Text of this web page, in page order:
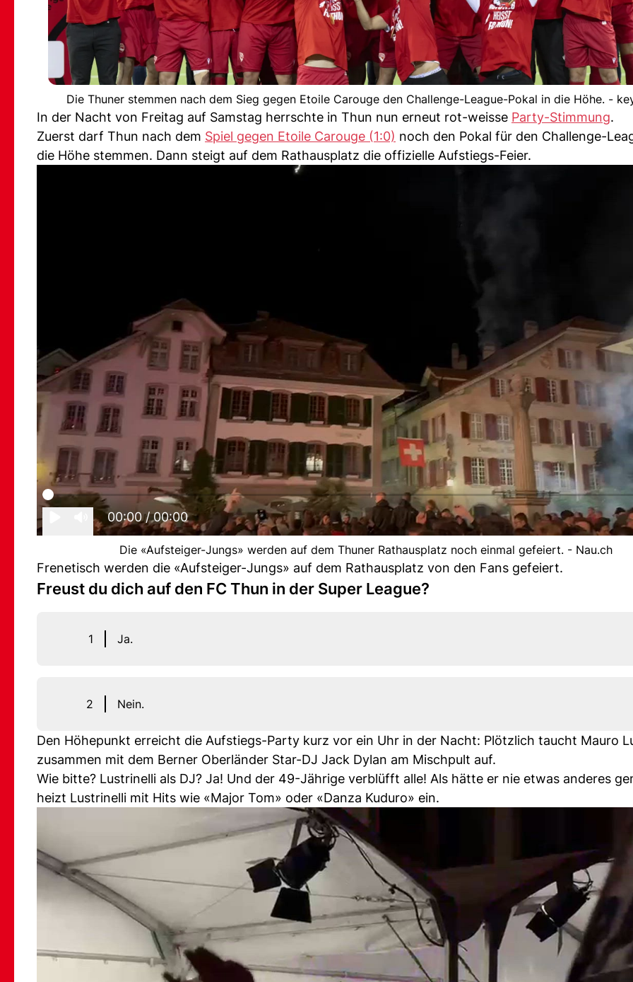
Die Thuner stemmen nach dem Sieg gegen Etoile Carouge den Challenge-League-Pokal in die Höhe. -
In der Nacht von Freitag auf Samstag herrschte in Thun nun erneut rot-weisse Party-Stimmung.
Zuerst darf Thun nach dem Spiel gegen Etoile Carouge (1:0) noch den Pokal für den Challenge-
die Höhe stemmen. Dann steigt auf dem Rathausplatz die offizielle Aufstiegs-Feier.
00:00/ 00:00
Die «Aufsteiger-Jungs» werden auf dem Thuner Rathausplatz noch einmal gefeiert. - Nau.ch
Frenetisch werden die «Aufsteiger-Jungs» auf dem Rathausplatz von den Fans gefeiert.
Freust du dich auf den FC Thun in der Super League?
1 Ja.
2 Nein.
Den Höhepunkt erreicht die Aufstiegs-Party kurz vor ein Uhr in der Nacht: Plötzlich taucht Mauro
zusammen mit dem Berner Oberländer Star-DJ Jack Dylan am Mischpult auf.
Wie bitte? Lustrinelli als DJ? Ja! Und der 49-Jährige verblüfft alle! Als hätte er nie etwas anderes
heizt Lustrinelli mit Hits wie «Major Tom» oder «Danza Kuduro» ein.